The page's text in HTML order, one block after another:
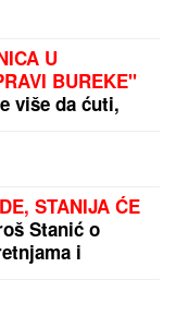
mogu ostati
glavni sastojak